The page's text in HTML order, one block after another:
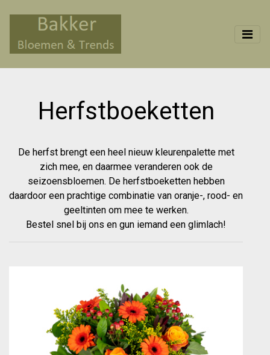
Herfstboeketten
De herfst brengt een heel nieuw kleurenpalette met
zich mee, en daarmee veranderen ook de
seizoensbloemen. De herfstboeketten hebben
daardoor een prachtige combinatie van oranje-, rood- en
geeltinten om mee te werken.
Bestel snel bij ons en gun iemand een glimlach!